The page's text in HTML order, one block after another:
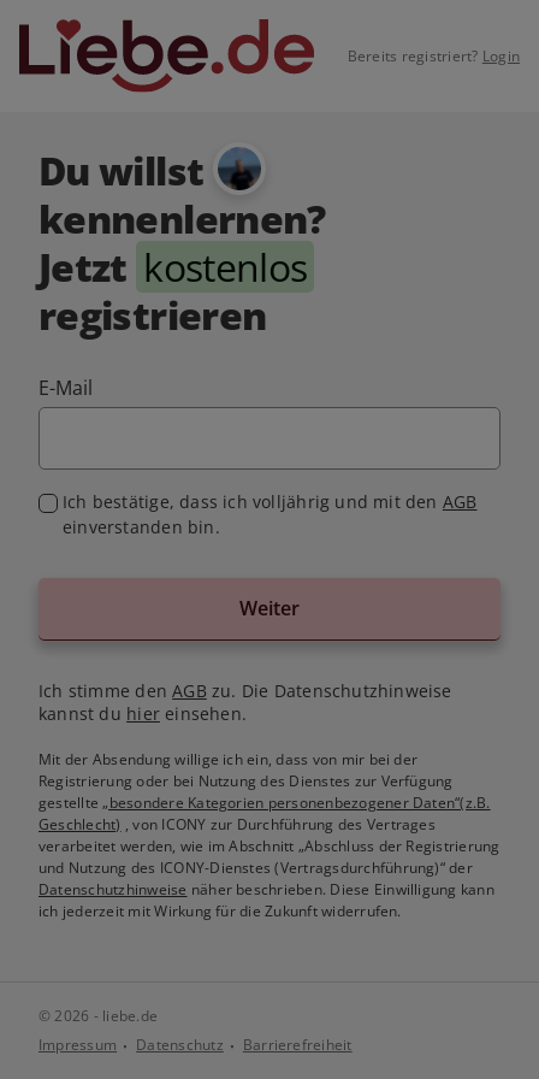
Bereits registriert? Login
Du willst
kennenlernen?
Jetzt kostenlos
registrieren
E-Mail
Ich bestätige, dass ich volljährig und mit den AGB
einverstanden bin.
Weiter
Ich stimme denAGB zu. Die Datenschutzhinweise
kannst du hiereinsehen.
Mit der Absendung willige ich ein, dass von mir bei der
Registrierung oder bei Nutzung des Dienstes zur Verfügung
gestellte„besondere Kategorien personenbezogener Daten“(z.B.
Geschlecht) , von ICONY zur Durchführung des Vertrages
verarbeitet werden, wie im Abschnitt „Abschluss der Registrierung
und Nutzung des ICONY-Dienstes (Vertragsdurchführung)“ der
Datenschutzhinweise näher beschrieben. Diese Einwilligung kann
ich jederzeit mit Wirkung für die Zukunft widerrufen.
© 2026 - liebe.de
Impressum
Datenschutz Barrierefreiheit